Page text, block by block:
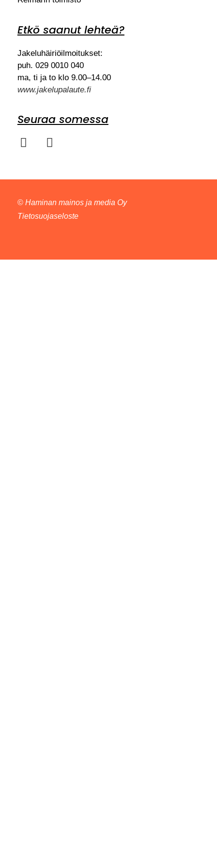
Etkö saanut lehteä?
Jakeluhäiriöilmoitukset:
puh. 029 0010 040
ma, ti ja to klo 9.00–14.00
www.jakelupalaute.fi
Seuraa somessa
© Haminan mainos ja media Oy
Tietosuojaseloste